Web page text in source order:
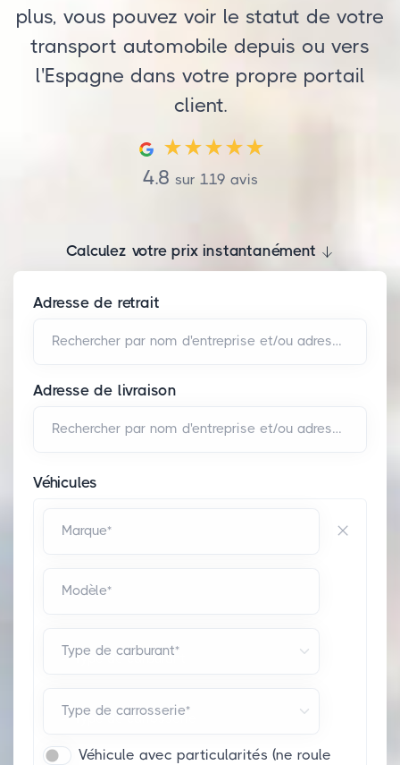
plus, vous pouvez voir le statut de votre
transport automobile depuis ou vers
l'Espagne dans votre propre portail
client.
4.8 sur 119 avis
Calculez votre prix instantanément
Adresse de retrait
Rechercher par nom d'entreprise et/ou adresse*
Adresse de livraison
Rechercher par nom d'entreprise et/ou adresse*
Véhicules
Marque*
Modèle*
Type de carburant*
Type de carrosserie*
Véhicule avec particularités (ne roule